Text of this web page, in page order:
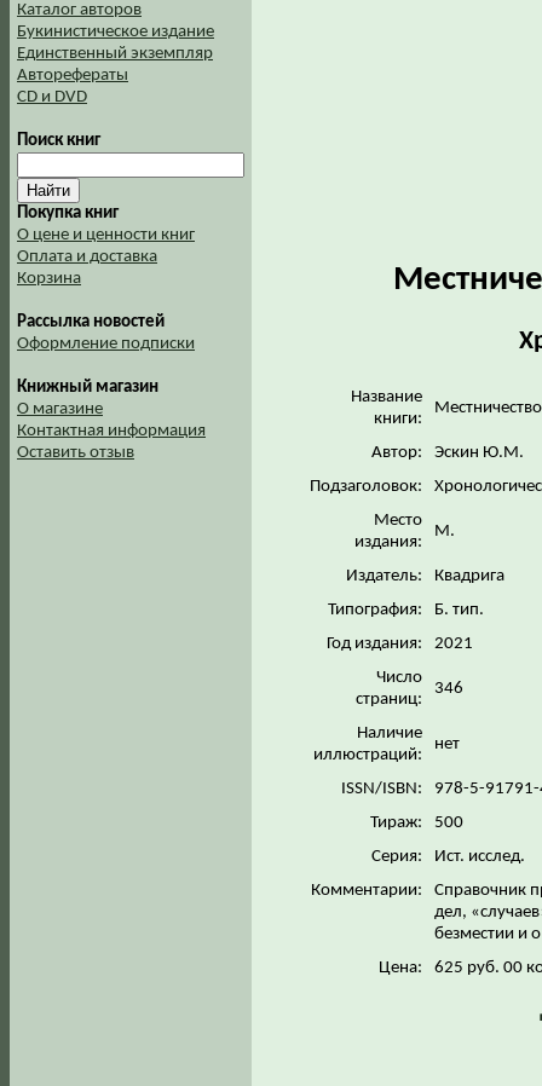
Каталог авторов
Букинистическое издание
Единственный экземпляр
Авторефераты
CD и DVD
Поиск книг
Покупка книг
О цене и ценности книг
Оплата и доставка
Корзина
Рассылка новостей
Оформление подписки
Книжный магазин
О магазине
Контактная информация
Оставить отзыв
Название
книги:
Автор:
Эскин Ю.М.
Подзаголовок:
Место
издания:
М.
Издатель:
Квадрига
Типография:
Б. тип.
Год издания:
2021
Число
страниц:
346
Наличие
иллюстраций:
нет
ISSN/ISBN:
978-5-
Тираж:
500
Серия:
Ист. исслед.
Комментарии:
Справочник
дел,
безместии и
Цена:
625 руб. 00